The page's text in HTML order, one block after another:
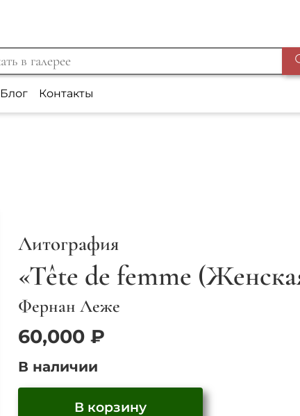
Блог Контакты
Литография
«Tête de femme
Фернан Леже
60,000 ₽
В наличии
В корзину